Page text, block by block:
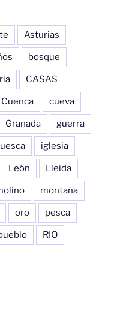
Asturias
bosque
CASAS
Cuenca cueva
Granada guerra
iglesia
León Lleida
montaña
oro pesca
RIO